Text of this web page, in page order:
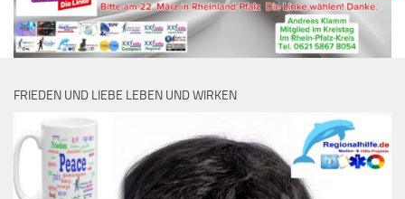
FRIEDEN UND LIEBE LEBEN UND WIRKEN